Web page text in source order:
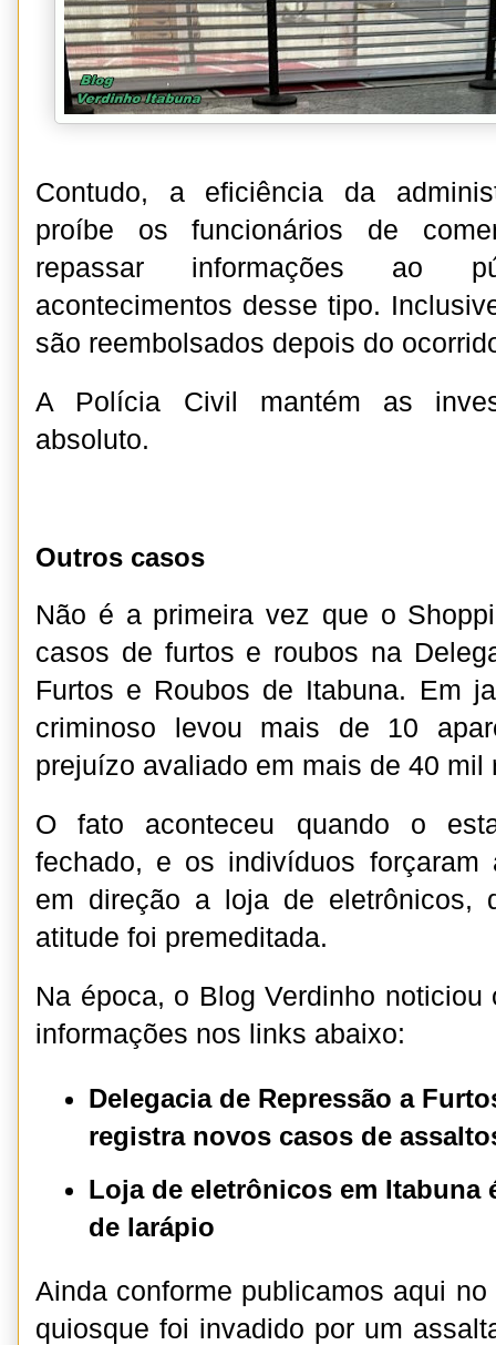
Contudo, a eficiência da
proíbe os funcionários de
repassar informações ao
acontecimentos desse tipo.
são reembolsados depois do
A Polícia Civil mantém as
absoluto.
Outros casos
Não é a primeira vez que o
casos de furtos e roubos na
Furtos e Roubos de Itabuna. Em
criminoso levou mais de 10
prejuízo avaliado em mais de 40
O fato aconteceu quando o
fechado, e os indivíduos forçaram
em direção a loja de eletrônicos,
atitude foi premeditada.
Na época, o Blog Verdinho
informações nos links abaixo:
Delegacia de Repressão a
registra novos casos de
Loja de eletrônicos em Itabuna
de larápio
Ainda conforme publicamos aqui
quiosque foi invadido por um